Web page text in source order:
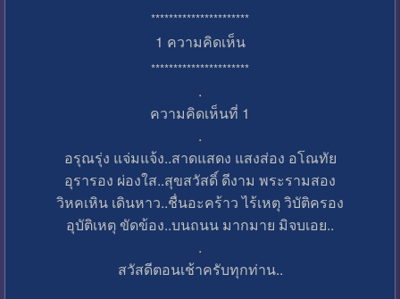
**********************
1 ความคิดเห็น
**********************
.
ความคิดเห็นที่ 1
.
อรุณรุ่ง แจ่มแจ้ง..สาดแสดง แสงส่อง อโณทัย
อุรารอง ผ่องใส..สุขสวัสดิ์ ดีงาม พระรามสอง
วิหคเหิน เดินหาว..ชื่นอะคร้าว ไร้เหตุ วิบัติครอง
อุบัติเหตุ ขัดข้อง..บนถนน มากมาย มิจบเอย..
.
สวัสดีตอนเช้าครับทุกท่าน..